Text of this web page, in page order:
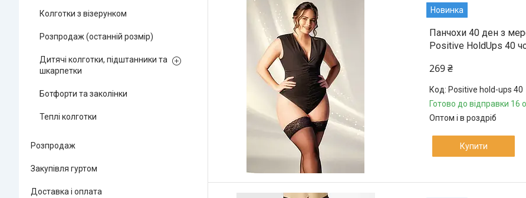
Новинка
Панчохи 40 ден з
Positive HoldUps 40
269 ₴
Positive hold-ups 40
Готово до відправки 16
Оптом і в роздріб
Купити
Колготки з візерунком
Розпродаж (останній розмір)
Дитячі колготки, підштанники та
шкарпетки
Ботфорти та заколінки
Теплі колготки
Розпродаж
Закупівля гуртом
Доставка і оплата